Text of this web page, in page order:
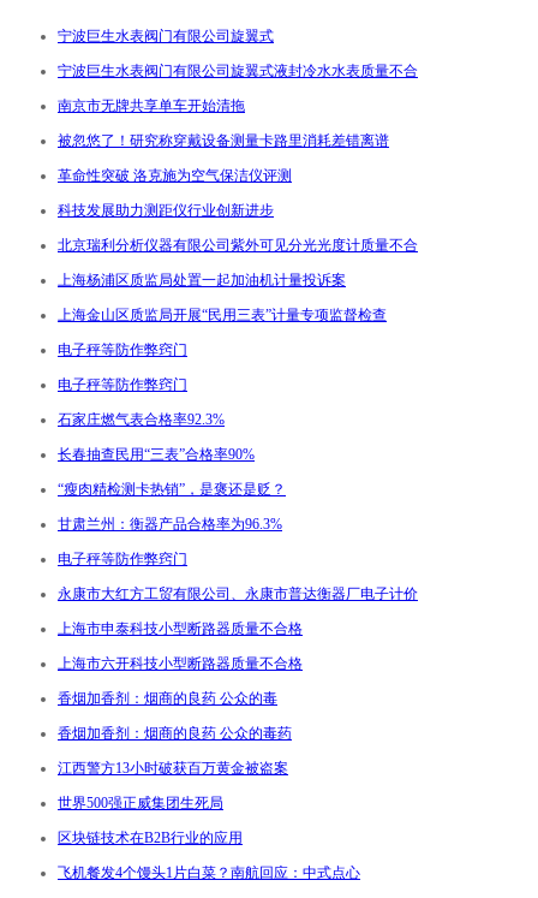
宁波巨生水表阀门有限公司旋翼式
宁波巨生水表阀门有限公司旋翼式液封冷水水表质量不合
南京市无牌共享单车开始清拖
被忽悠了！研究称穿戴设备测量卡路里消耗差错离谱
革命性突破 洛克施为空气保洁仪评测
科技发展助力测距仪行业创新进步
北京瑞利分析仪器有限公司紫外可见分光光度计质量不合
上海杨浦区质监局处置一起加油机计量投诉案
上海金山区质监局开展“民用三表”计量专项监督检查
电子秤等防作弊窍门
电子秤等防作弊窍门
石家庄燃气表合格率92.3%
长春抽查民用“三表”合格率90%
“瘦肉精检测卡热销”，是褒还是贬？
甘肃兰州：衡器产品合格率为96.3%
电子秤等防作弊窍门
永康市大红方工贸有限公司、永康市普达衡器厂电子计价
上海市申泰科技小型断路器质量不合格
上海市六开科技小型断路器质量不合格
香烟加香剂：烟商的良药 公众的毒
香烟加香剂：烟商的良药 公众的毒药
江西警方13小时破获百万黄金被盗案
世界500强正威集团生死局
区块链技术在B2B行业的应用
飞机餐发4个馒头1片白菜？南航回应：中式点心